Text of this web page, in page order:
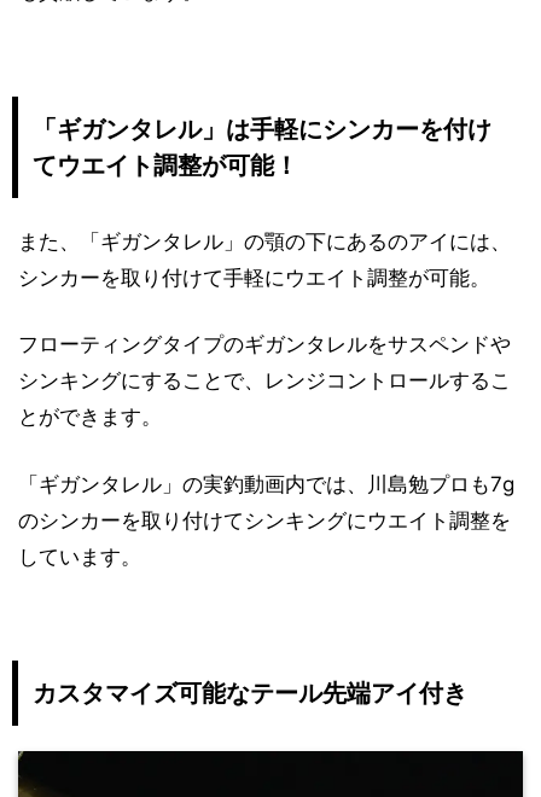
「ギガンタレル」は手軽にシンカーを付け
てウエイト調整が可能！
また、「ギガンタレル」の顎の下にあるのアイには、
シンカーを取り付けて手軽にウエイト調整が可能。
フローティングタイプのギガンタレルをサスペンドや
シンキングにすることで、レンジコントロールするこ
とができます。
「ギガンタレル」の実釣動画内では、川島勉プロも7g
のシンカーを取り付けてシンキングにウエイト調整を
しています。
カスタマイズ可能なテール先端アイ付き